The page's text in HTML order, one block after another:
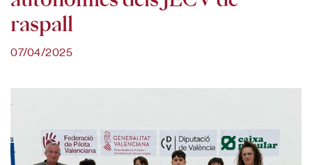
raspall
07/04/2025